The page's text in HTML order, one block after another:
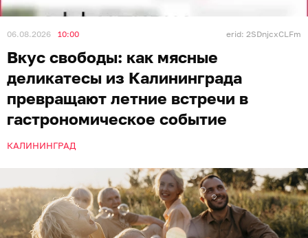
06.08.2026 10:00 erid: 2SDnjcxCLFm
Вкус свободы: как мясные
деликатесы из Калининграда
превращают летние встречи в
гастрономическое событие
КАЛИНИНГРАД